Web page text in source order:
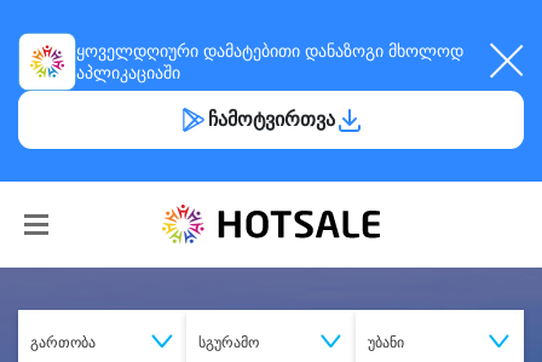
ყოველდღიური დამატებითი დანაზოგი მხოლოდ
აპლიკაციაში
ჩამოტვირთვა
გართობა სგურამო უბანი